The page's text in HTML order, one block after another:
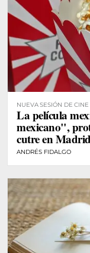
NUEVA SESIÓN DE
La película
mexicano",
cutre en Madrid
ANDRÉS FIDALGO